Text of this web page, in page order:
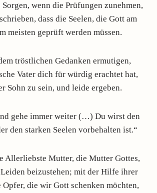
wenn die Prüfungen zunehmen,
dass die Seelen, die Gott am
meisten geprüft werden müssen.
tröstlichen Gedanken ermutigen,
Vater dich für würdig erachtet hat,
Sohn zu sein, und leide ergeben.
gehe immer weiter (…) Du wirst den
den starken Seelen vorbehalten ist.“
Allerliebste Mutter, die Mutter Gottes,
beizustehen; mit der Hilfe ihrer
die wir Gott schenken möchten,